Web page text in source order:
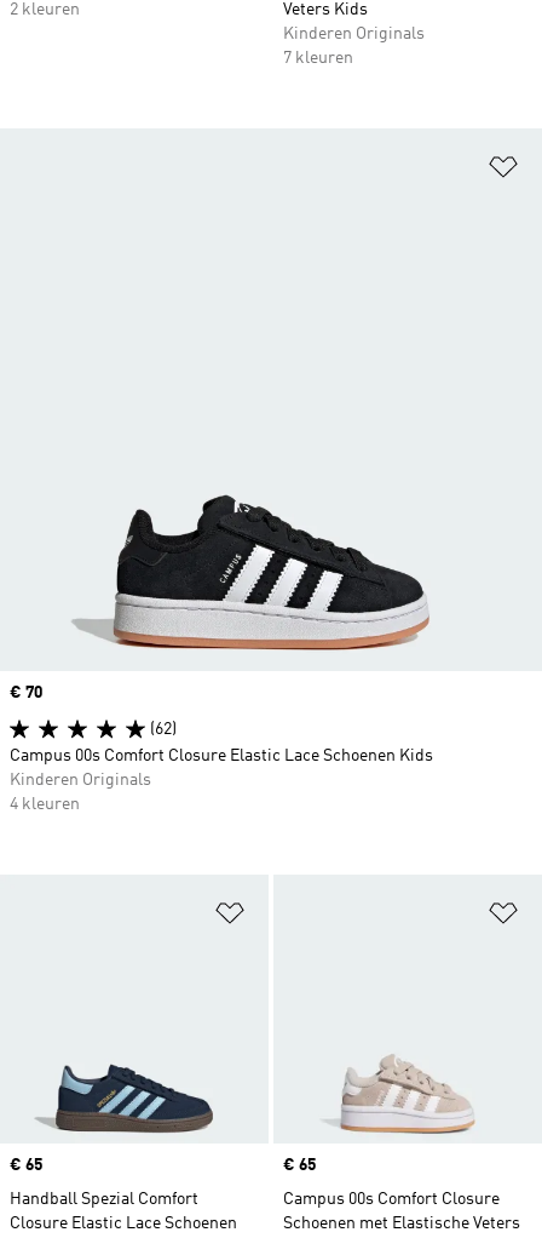
2 kleuren
Veters Kids
Kinderen Originals
7 kleuren
Price
€ 65
Handball Spezial Comfort
Closure Elastic Lace Schoenen
Price
€ 65
Campus 00s Comfort Closure
Schoenen met Elastische Veters
Price
€ 70
(62)
Campus 00s Comfort Closure Elastic Lace Schoenen Kids
Kinderen Originals
4 kleuren